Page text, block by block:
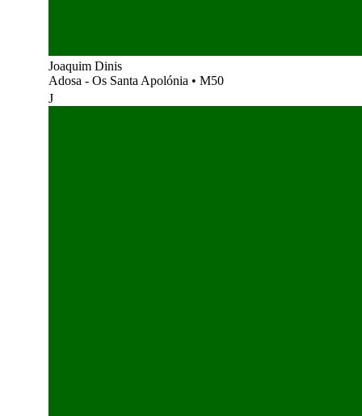
Joaquim Dinis
Adosa - Os Santa Apolónia • M50
J